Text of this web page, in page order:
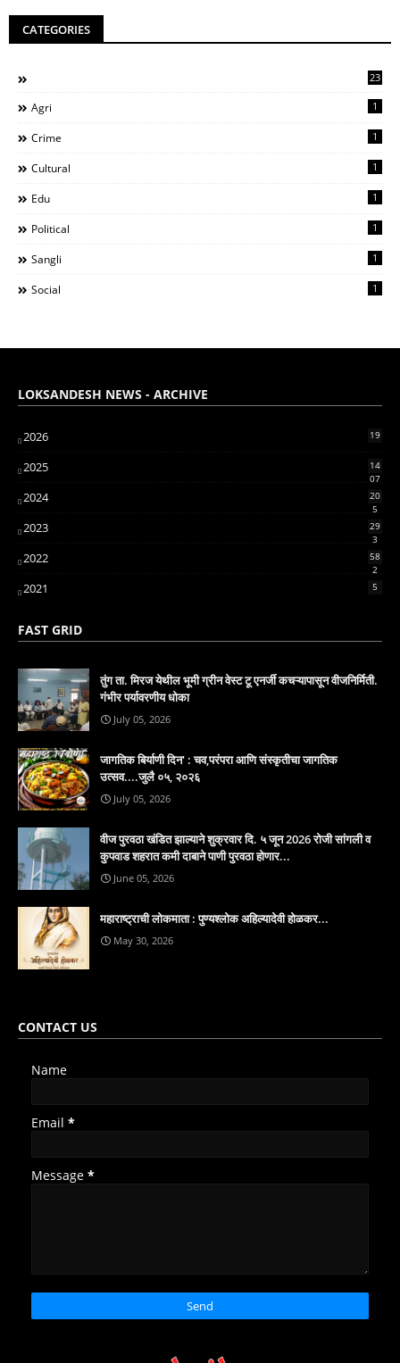
CATEGORIES
23
Agri 1
Crime 1
Cultural 1
Edu 1
Political 1
Sangli 1
Social 1
LOKSANDESH NEWS - ARCHIVE
2026 19
2025
14
07
2024
20
5
2023
29
3
2022
58
2
2021 5
FAST GRID
तुंग ता. मिरज येथील भूमी ग्रीन वेस्ट टू एनर्जी कचऱ्यापासून वीजनिर्मिती.
गंभीर पर्यावरणीय धोका
July 05, 2026
जागतिक बिर्याणी दिन' : चव,परंपरा आणि संस्कृतीचा जागतिक
उत्सव....जुलै ०५, २०२६
July 05, 2026
वीज पुरवठा खंडित झाल्याने शुक्रवार दि. ५ जून 2026 रोजी सांगली व
कुपवाड शहरात कमी दाबाने पाणी पुरवठा होणार...
June 05, 2026
महाराष्ट्राची लोकमाता : पुण्यश्लोक अहिल्यादेवी होळकर...
May 30, 2026
CONTACT US
Name
Email *
Message *